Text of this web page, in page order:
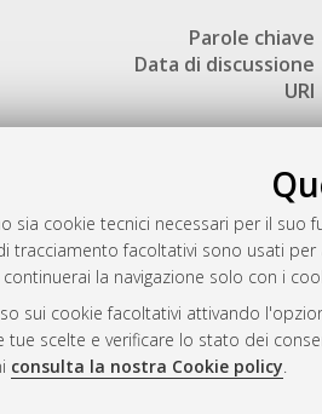
sia cookie tecnici necessari per il
tracciamento facoltativi sono usati
la navigazione solo con i
sui cookie facoltativi attivando
tue scelte e verificare lo stato dei
consulta la nostra Cookie policy.
Parole chiave
Data di discussione
URI
AMS Dottorato
ISSN: 2038-7946
Servizio
Impostazioni
Informativa sulla
Condizioni d’uso